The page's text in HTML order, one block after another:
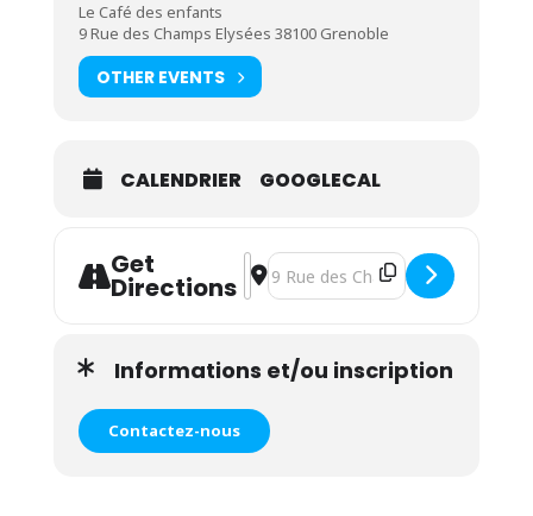
Le Café des enfants
9 Rue des Champs Elysées 38100 Grenoble
OTHER EVENTS
CALENDRIER GOOGLECAL
Get
Directions
Address - Atelier Signe le
Destination Address - Atelier
Informations et/ou inscription
Contactez-nous